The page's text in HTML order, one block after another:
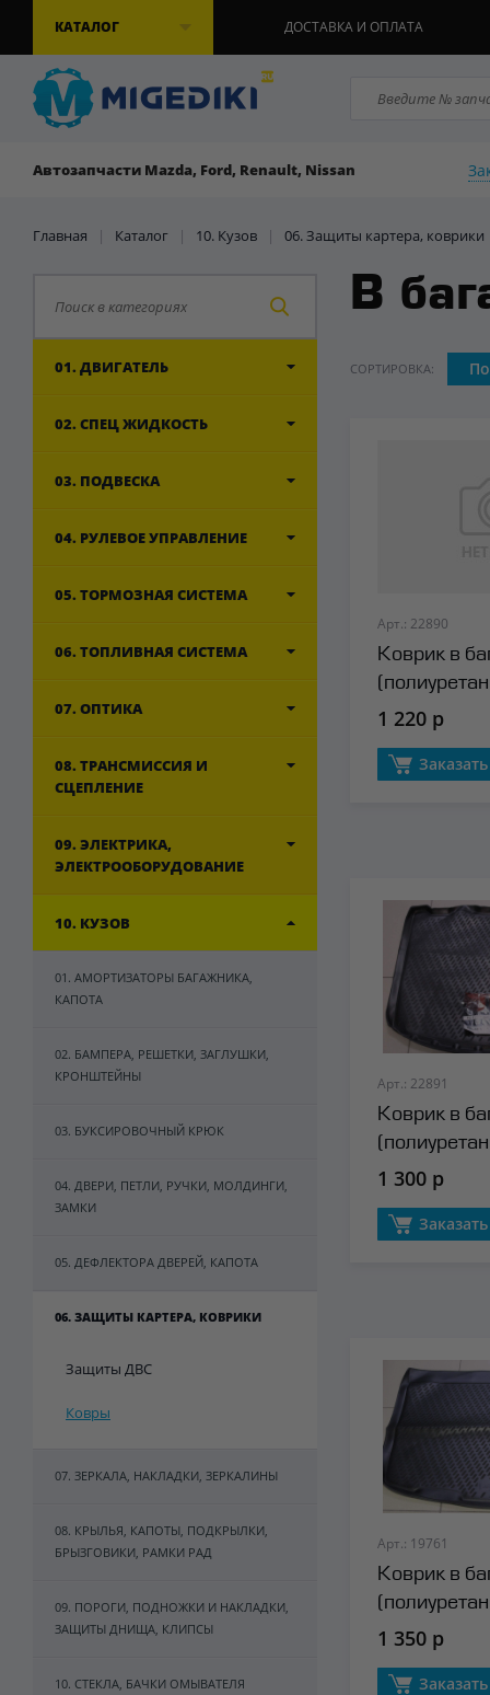
КАТАЛОГ ДОСТАВКА И ОПЛАТА
Автозапчасти Mazda, Ford, Renault, Nissan
Главная | Каталог | 10. Кузов | 06. Защиты картера, коврики
01. ДВИГАТЕЛЬ
02. СПЕЦ ЖИДКОСТЬ
03. ПОДВЕСКА
04. РУЛЕВОЕ УПРАВЛЕНИЕ
05. ТОРМОЗНАЯ СИСТЕМА
06. ТОПЛИВНАЯ СИСТЕМА
07. ОПТИКА
08. ТРАНСМИССИЯ И
СЦЕПЛЕНИЕ
09. ЭЛЕКТРИКА,
ЭЛЕКТРООБОРУДОВАНИЕ
10. КУЗОВ
01. АМОРТИЗАТОРЫ БАГАЖНИКА,
КАПОТА
02. БАМПЕРА, РЕШЕТКИ, ЗАГЛУШКИ,
КРОНШТЕЙНЫ
03. БУКСИРОВОЧНЫЙ КРЮК
04. ДВЕРИ, ПЕТЛИ, РУЧКИ, МОЛДИНГИ,
ЗАМКИ
05. ДЕФЛЕКТОРА ДВЕРЕЙ, КАПОТА
06. ЗАЩИТЫ КАРТЕРА, КОВРИКИ
Защиты ДВС
Ковры
07. ЗЕРКАЛА, НАКЛАДКИ, ЗЕРКАЛИНЫ
08. КРЫЛЬЯ, КАПОТЫ, ПОДКРЫЛКИ,
БРЫЗГОВИКИ, РАМКИ РАД
09. ПОРОГИ, ПОДНОЖКИ И НАКЛАДКИ,
ЗАЩИТЫ ДНИЩА, КЛИПСЫ
10. СТЕКЛА, БАЧКИ ОМЫВАТЕЛЯ
В
СОРТИРОВКА:
Арт.: 22890
Коврик в
1 220 р
Заказать
Арт.: 22891
Коврик в
1 300 р
Заказать
Арт.: 19761
Коврик в
1 350 р
Заказать